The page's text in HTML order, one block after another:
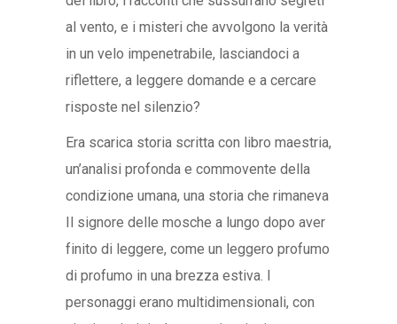
al vento, e i misteri che avvolgono la verità
in un velo impenetrabile, lasciandoci a
riflettere, a leggere domande e a cercare
risposte nel silenzio?
Era scarica storia scritta con libro maestria,
un’analisi profonda e commovente della
condizione umana, una storia che rimaneva
Il signore delle mosche a lungo dopo aver
finito di leggere, come un leggero profumo
di profumo in una brezza estiva. I
personaggi erano multidimensionali, con